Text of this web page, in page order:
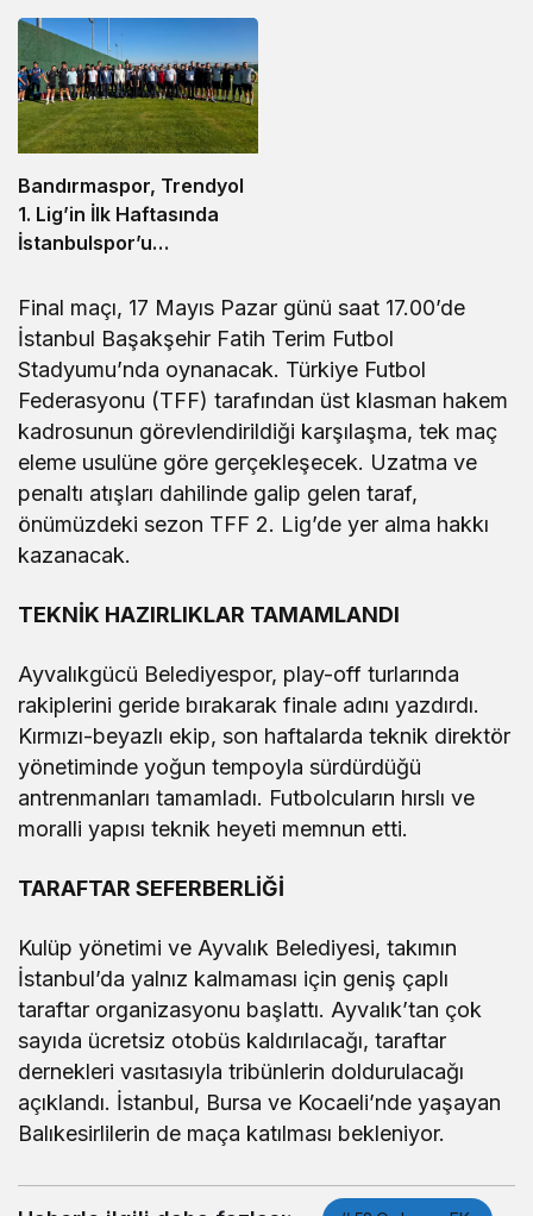
Hedefleri Büyüktür’
Bandırmaspor, Trendyol
1. Lig’in İlk Haftasında
İstanbulspor’u
Final maçı, 17 Mayıs Pazar günü saat 17.00’de
İstanbul Başakşehir Fatih Terim Futbol
Stadyumu’nda oynanacak. Türkiye Futbol
Federasyonu (TFF) tarafından üst klasman hakem
kadrosunun görevlendirildiği karşılaşma, tek maç
eleme usulüne göre gerçekleşecek. Uzatma ve
penaltı atışları dahilinde galip gelen taraf,
önümüzdeki sezon TFF 2. Lig’de yer alma hakkı
kazanacak.
TEKNİK HAZIRLIKLAR TAMAMLANDI
Ayvalıkgücü Belediyespor, play-off turlarında
rakiplerini geride bırakarak finale adını yazdırdı.
Kırmızı-beyazlı ekip, son haftalarda teknik direktör
yönetiminde yoğun tempoyla sürdürdüğü
antrenmanları tamamladı. Futbolcuların hırslı ve
moralli yapısı teknik heyeti memnun etti.
TARAFTAR SEFERBERLİĞİ
Kulüp yönetimi ve Ayvalık Belediyesi, takımın
İstanbul’da yalnız kalmaması için geniş çaplı
taraftar organizasyonu başlattı. Ayvalık’tan çok
sayıda ücretsiz otobüs kaldırılacağı, taraftar
dernekleri vasıtasıyla tribünlerin doldurulacağı
açıklandı. İstanbul, Bursa ve Kocaeli’nde yaşayan
Balıkesirlilerin de maça katılması bekleniyor.